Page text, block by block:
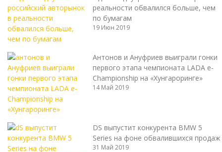
реальности обвалился больше, чем
по бумагам
19 Июн 2019
Антонов и Ануфриев выиграли гонки
первого этапа чемпионата LADA e-
Championship на «Хунгароринге»
14 Май 2019
DS выпустит конкурента BMW 5
Series на фоне обвалившихся продаж
31 Май 2019